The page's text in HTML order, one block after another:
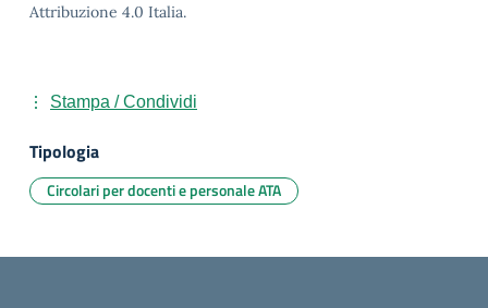
Attribuzione 4.0 Italia.
Stampa / Condividi
Tipologia
Circolari per docenti e personale ATA